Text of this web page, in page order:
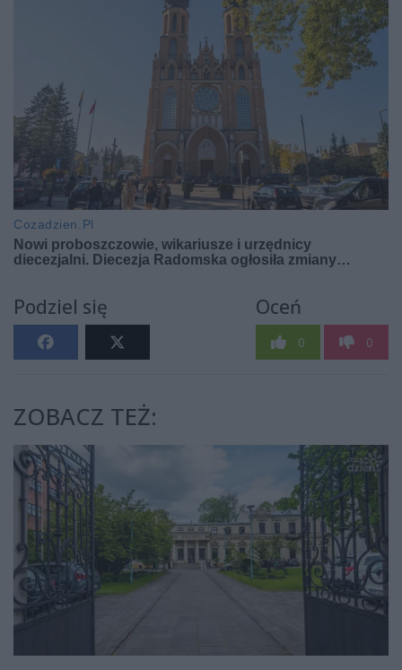
Podziel się Oceń
0 0
ZOBACZ TEŻ: